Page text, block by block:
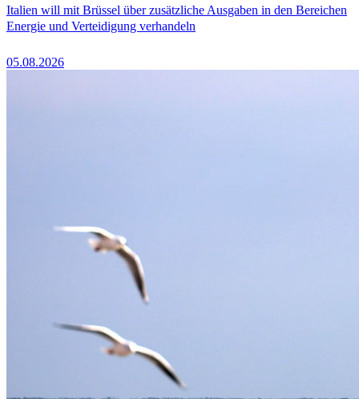
Italien will mit Brüssel über zusätzliche Ausgaben in den Bereichen
Energie und Verteidigung verhandeln
05.08.2026